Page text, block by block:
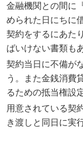
金融機関との間に
められた日にちに
契約をするにあた
ばいけない書類も
契約当日に不備が
う。また金銭消費
るための抵当権設
用意されている契
き渡しと同日に実